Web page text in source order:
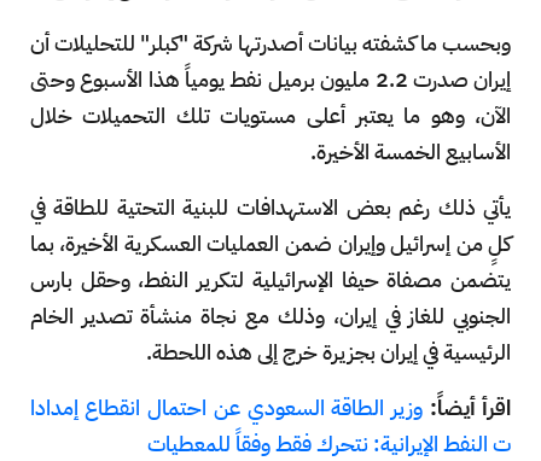
وبحسب ما كشفته بيانات أصدرتها شركة "كبلر" للتحليلات أن
إيران صدرت 2.2 مليون برميل نفط يومياً هذا الأسبوع وحتى
الآن، وهو ما يعتبر أعلى مستويات تلك التحميلات خلال
الأسابيع الخمسة الأخيرة.
يأتي ذلك رغم بعض الاستهدافات للبنية التحتية للطاقة في
كلٍ من إسرائيل وإيران ضمن العمليات العسكرية الأخيرة، بما
يتضمن مصفاة حيفا الإسرائيلية لتكرير النفط، وحقل بارس
الجنوبي للغاز في إيران، وذلك مع نجاة منشأة تصدير الخام
الرئيسية في إيران بجزيرة خرج إلى هذه اللحطة.
اقرأ أيضاً:وزير الطاقة السعودي عن احتمال انقطاع إمدادا
ت النفط الإيرانية: نتحرك فقط وفقاً للمعطيات